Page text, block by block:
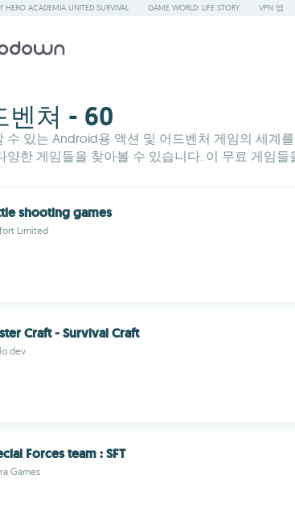
HERO ACADEMIA UNITED SURVIVAL GAME WORLD: LIFE STORY VPN 앱
벤쳐 - 60
수 있는 Android용 액션 및 어드벤처 게임의 세계
양한 게임들을 찾아볼 수 있습니다. 이 무료 게임
shooting games
Limited
Craft - Survival Craft
dev
Forces team : SFT
Games